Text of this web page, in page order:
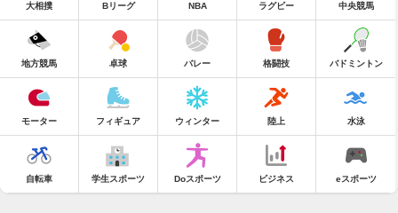
大相撲 Bリーグ NBA ラグビー 中央競馬
地方競馬 卓球 バレー 格闘技 バドミントン
モーター フィギュア ウィンター 陸上 水泳
自転車 学生スポーツ Doスポーツ ビジネス eスポーツ